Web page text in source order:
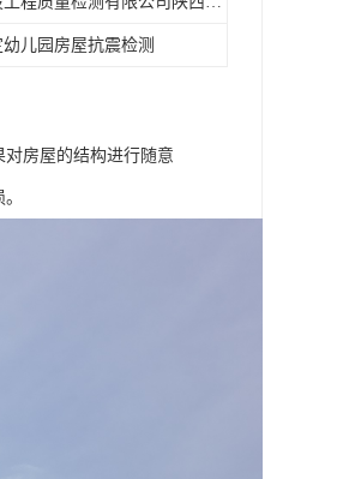
儿园房屋抗震检测
房屋的结构进行随意